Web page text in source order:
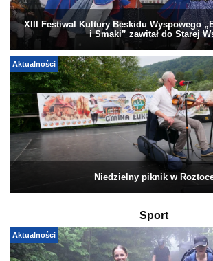
XIII Festiwal Kultury Beskidu Wyspowego
i Smaki” zawitał do Starej
Aktualności
Niedzielny piknik w
Sport
Aktualności